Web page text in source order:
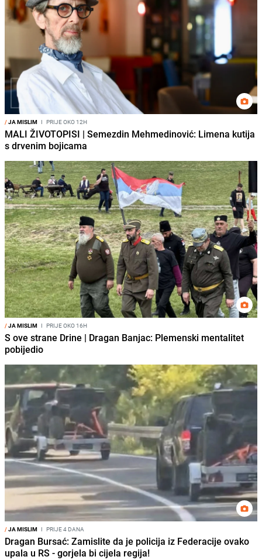
/JA MISLIM I PRIJE OKO 12H
MALI ŽIVOTOPISI | Semezdin Mehmedinović: Limena kutija
s drvenim bojicama
/JA MISLIM I PRIJE OKO 16H
S ove strane Drine | Dragan Banjac: Plemenski mentalitet
pobijedio
/JA MISLIM I PRIJE 4 DANA
Dragan Bursać: Zamislite da je policija iz Federacije ovako
upala u RS - gorjela bi cijela regija!